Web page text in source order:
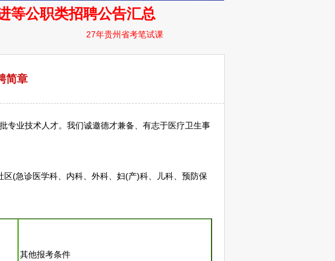
简章
专业技术人才。我们诚邀德才兼备、有志于医疗卫生事
区(急诊医学科、内科、外科、妇(产)科、儿科、预防保
其他报考条件